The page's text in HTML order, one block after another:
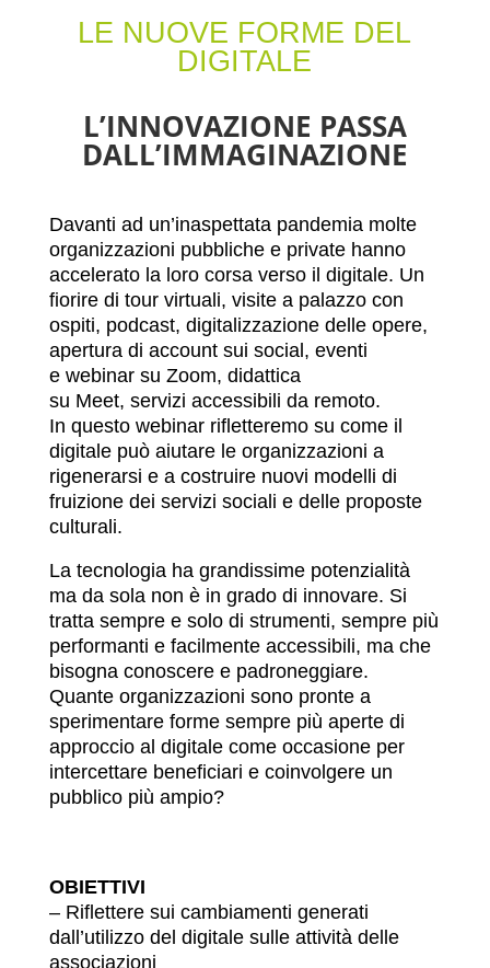
LE NUOVE FORME DEL
DIGITALE
L’INNOVAZIONE PASSA
DALL’IMMAGINAZIONE
Davanti ad un’inaspettata pandemia molte
organizzazioni pubbliche e private hanno
accelerato la loro corsa verso il digitale. Un
fiorire di tour virtuali, visite a palazzo con
ospiti, podcast, digitalizzazione delle opere,
apertura di account sui social, eventi
e webinar su Zoom, didattica
su Meet, servizi accessibili da remoto.
In questo webinar rifletteremo su come il
digitale può aiutare le organizzazioni a
rigenerarsi e a costruire nuovi modelli di
fruizione dei servizi sociali e delle proposte
culturali.
La tecnologia ha grandissime potenzialità
ma da sola non è in grado di innovare. Si
tratta sempre e solo di strumenti, sempre più
performanti e facilmente accessibili, ma che
bisogna conoscere e padroneggiare.
Quante organizzazioni sono pronte a
sperimentare forme sempre più aperte di
approccio al digitale come occasione per
intercettare beneficiari e coinvolgere un
pubblico più ampio?
OBIETTIVI
– Riflettere sui cambiamenti generati
dall’utilizzo del digitale sulle attività delle
associazioni